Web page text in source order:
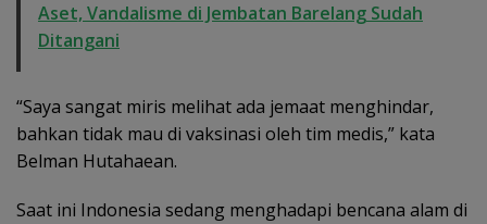
Aset, Vandalisme di Jembatan Barelang Sudah
Ditangani
“Saya sangat miris melihat ada jemaat menghindar,
bahkan tidak mau di vaksinasi oleh tim medis,” kata
Belman Hutahaean.
Saat ini Indonesia sedang menghadapi bencana alam di